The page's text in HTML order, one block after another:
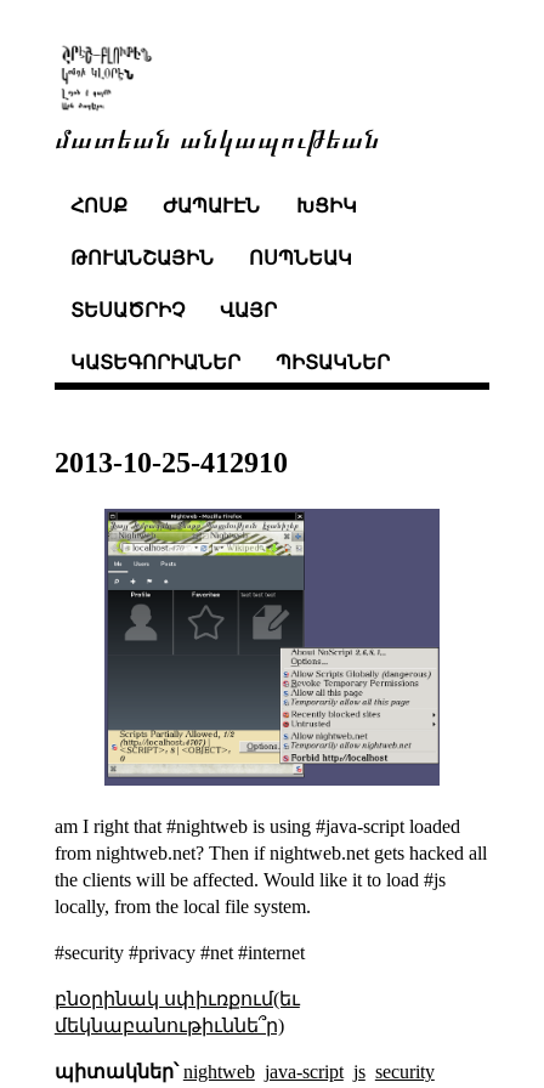
մատեան անկապութեան
ՀՈՍՔ ԺԱՊԱՒԷՆ ԽՑԻԿ
ԹՈՒԱՆՇԱՅԻՆ ՈՍՊՆԵԱԿ
ՏԵՍԱԾՐԻՉ ՎԱՅՐ
ԿԱՏԵԳՈՐԻԱՆԵՐ ՊԻՏԱԿՆԵՐ
2013-10-25-412910
am I right that #nightweb is using #java-script loaded
from nightweb.net? Then if nightweb.net gets hacked all
the clients will be affected. Would like it to load #js
locally, from the local file system.
#security #privacy #net #internet
բնօրինակ սփիւռքում(եւ
մեկնաբանութիւննե՞ր)
պիտակներ՝ nightweb java-script js security